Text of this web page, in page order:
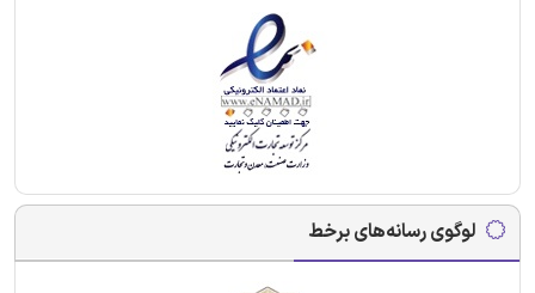
لوگوی رسانه‌های برخط